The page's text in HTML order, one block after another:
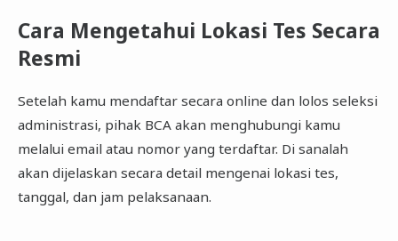
Cara Mengetahui Lokasi Tes Secara
Resmi
Setelah kamu mendaftar secara online dan lolos seleksi
administrasi, pihak BCA akan menghubungi kamu
melalui email atau nomor yang terdaftar. Di sanalah
akan dijelaskan secara detail mengenai lokasi tes,
tanggal, dan jam pelaksanaan.